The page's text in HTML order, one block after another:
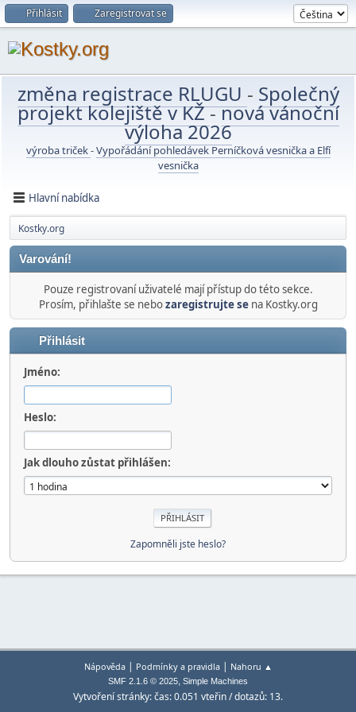
Přihlásit Zaregistrovat se
změna registrace RLUGU - Společný
projekt kolejiště v KŽ-nová vánoční
výloha 2026
výroba triček-Vypořádání pohledávek Perníčková vesnička a Elfí
vesnička
Hlavní nabídka
Kostky.org
Varování!
Pouze registrovaní uživatelé mají přístup do této sekce.
Prosím, přihlašte se nebozaregistrujte sena Kostky.org
Přihlásit
Jméno:
Heslo:
Jak dlouho zůstat přihlášen:
Zapomněli jste heslo?
Nápověda| Podmínky a pravidla| Nahoru ▲
SMF 2.1.6 © 2025, Simple Machines
Vytvoření stránky: čas: 0.051 vteřin / dotazů: 13.